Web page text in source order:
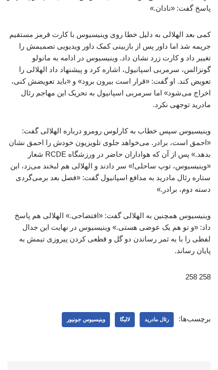
پاسخ گفت: «نادان.»
کمی بعد الهلالی به‌ دلیل خطا روی وینیسیوس با کارت قرمز مستقیم
جریمه شد اما داور پس از بازبینی کمک داور ویدیویی تصمیمش را
تغییر داد و کارت زرد نشان داد. وینیسیوس در ادامه به مانولو
گونزالس، سرمربی اسپانیول، اشاره کرد و پیشنهاد داد الهلالی را
تعویض کند. او گفت: «قرار است بیرون برود» و «باید تعویضش کنی،
اخراج می‌شود» اما سرمربی اسپانیول به تحریک این مهاجم رئال
مادرید توجهی نکرد.
وینیسیوس سپس خطاب به کارلوس رومرو درباره الهلالی گفت:
«احمق است، برادر. می‌خواهد جلوی تلویزیون خودش را احمق نشان
بدهد.» پس از آن‌ که هواداران حاضر در ورزشگاه RCDE شعار
«وینیسیوس، توپ ساحلی!» سر دادند و الهلالی هم لبخند می‌زد، این
ستاره رئال مادرید به مدافع اسپانیول گفت: «فصل بعد برمی‌گردی
دسته دوم، برادر.»
وینیسیوس همچنین به الهلالی گفت: «افتضاحی.» الهلالی هم پاسخ
داد: «و تو هم یک عوضی هستی.» وینیسیوس در نهایت این جدال
لفظی را با به‌ ثمر رساندن دو گل و قطعی کردن پیروزی تیمش به
پایان رساند.
258 258
برچسب‌ها: رئال مادرید لالیگا وینیسیوس جونیور